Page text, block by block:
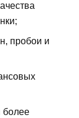
пробои и
более